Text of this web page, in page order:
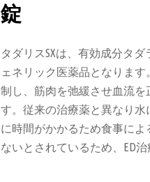
錠
タダリスSXは、有効成分タダ
ェネリック医薬品となりま
制し、筋肉を弛緩させ血流
す。従来の治療薬と異なり
に時間がかかるため食事に
ないとされているため、 ED治